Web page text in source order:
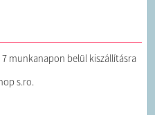
munkanapon belül kiszállításra
s.ro.